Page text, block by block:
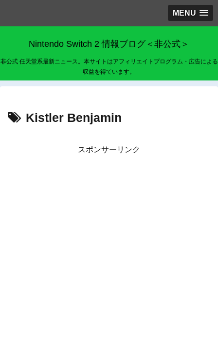
MENU
Nintendo Switch 2 情報ブログ＜非公式＞
非公式 任天堂系最新ニュース。本サイトはアフィリエイトプログラム・広告による
収益を得ています。
Kistler Benjamin
スポンサーリンク